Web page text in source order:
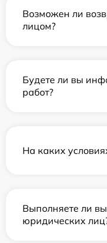
Возможен ли
лицом?
Будете ли вы
работ?
На каких
Выполняете ли
юридических